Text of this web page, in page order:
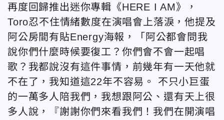
再度回歸推出迷你專輯《HERE I AM》，
Toro忍不住情緒數度在演唱會上落淚，他提及
阿公房間有貼Energy海報，「阿公都會問我
說你們什麼時候要復工？你們會不會一起唱
歌？我都說沒有這件事情，前幾年有一天他就
不在了，我知道這22年不容易。 不只小巨蛋
的一萬多人陪我們，我想跟阿公、還有天上很
多人說，『謝謝你們來看我們！我們在開演唱